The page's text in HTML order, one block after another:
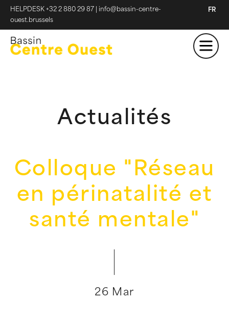
HELPDESK +32 2 880 29 87
info@bassin-centre-
ouest.brussels
FR
Actualités
Colloque "Réseau
en périnatalité et
santé mentale"
26 Mar